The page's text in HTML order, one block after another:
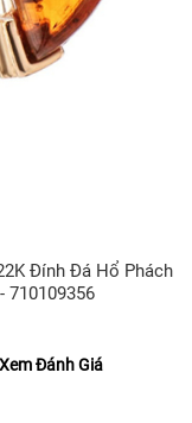
Đính Đá Hổ Phách
710109356
Xem Đánh Giá